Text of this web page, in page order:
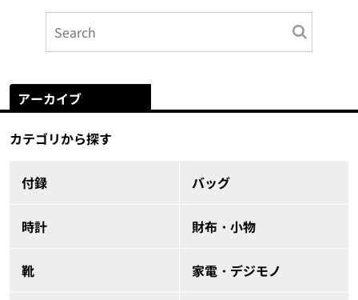
アーカイブ
カテゴリから探す
付録 バッグ
時計 財布・小物
靴 家電・デジモノ